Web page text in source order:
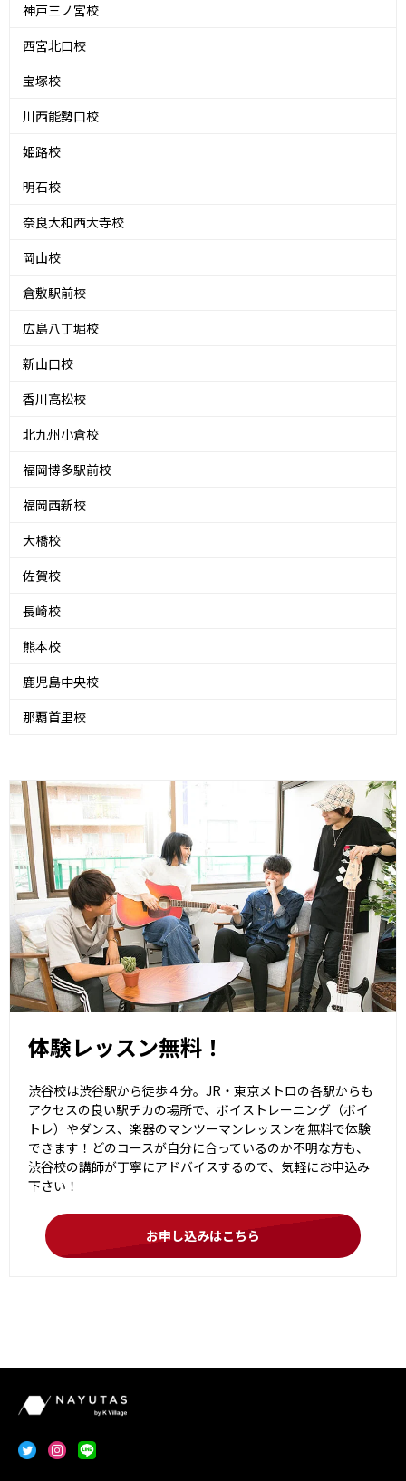
神戸三ノ宮校
西宮北口校
宝塚校
川西能勢口校
姫路校
明石校
奈良大和西大寺校
岡山校
倉敷駅前校
広島八丁堀校
新山口校
香川高松校
北九州小倉校
福岡博多駅前校
福岡西新校
大橋校
佐賀校
長崎校
熊本校
鹿児島中央校
那覇首里校
体験レッスン無料！
渋谷校は渋谷駅から徒歩４分。JR・東京メトロの各駅からも
アクセスの良い駅チカの場所で、ボイストレーニング（ボイ
トレ）やダンス、楽器のマンツーマンレッスンを無料で体験
できます！どのコースが自分に合っているのか不明な方も、
渋谷校の講師が丁寧にアドバイスするので、気軽にお申込み
下さい！
お申し込みはこちら